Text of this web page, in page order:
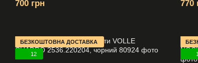
700 грн
770
БЕЗКОШТОВНА ДОСТАВКА
12